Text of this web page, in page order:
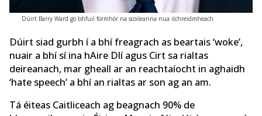
Dúirt Barry Ward go bhfuil formhór na scoileanna nua ilchreidmheach
Dúirt siad gurbh í a bhí freagrach as beartais ‘woke’,
nuair a bhí sí ina hAire Dlí agus Cirt sa rialtas
deireanach, mar gheall ar an reachtaíocht in aghaidh
‘hate speech’ a bhí an rialtas ar son ag an am.
Tá éiteas Caitliceach ag beagnach 90% de